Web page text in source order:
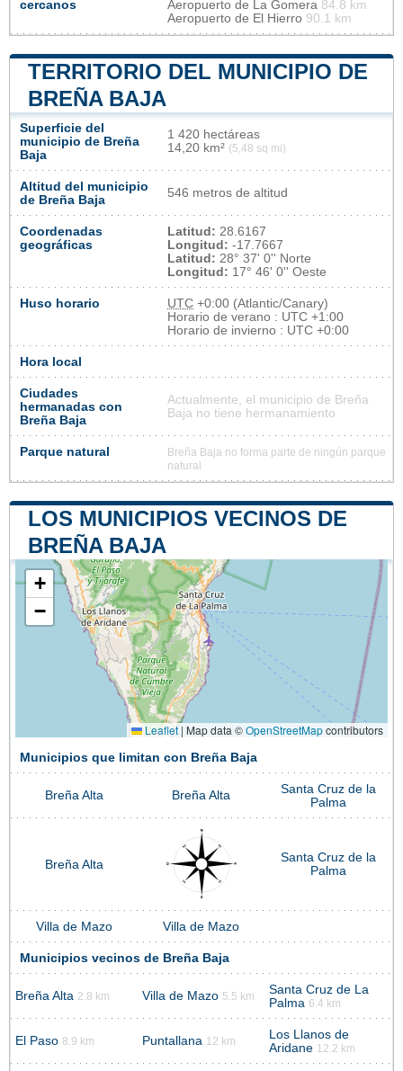
cercanos Aeropuerto de La Gomera 84.8 km
Aeropuerto de El Hierro 90.1 km
TERRITORIO DEL MUNICIPIO DE
BREÑA BAJA
Superficie del
municipio de Breña
Baja
1 420 hectáreas
14,20 km² (5,48 sq mi)
Altitud del municipio
de Breña Baja
546 metros de altitud
Coordenadas
geográficas
Latitud: 28.6167
Longitud: -17.7667
Latitud: 28° 37' 0'' Norte
Longitud: 17° 46' 0'' Oeste
Huso horario UTC +0:00 (Atlantic/Canary)
Horario de verano : UTC +1:00
Horario de invierno : UTC +0:00
Hora local
Ciudades
hermanadas con
Breña Baja
Actualmente, el municipio de Breña
Baja no tiene hermanamiento
Parque natural
Breña Baja no forma parte de ningún parque
natural
LOS MUNICIPIOS VECINOS DE
BREÑA BAJA
+
−
Leaflet | Map data ©OpenStreetMapcontributors
Municipios que limitan con Breña Baja
Breña Alta Breña Alta
Santa Cruz de la
Palma
Breña Alta
Santa Cruz de la
Palma
Villa de Mazo Villa de Mazo
Municipios vecinos de Breña Baja
Breña Alta 2.8 km Villa de Mazo 5.5 km
Santa Cruz de La
Palma 6.4 km
El Paso 8.9 km Puntallana 12 km
Los Llanos de
Aridane 12.2 km